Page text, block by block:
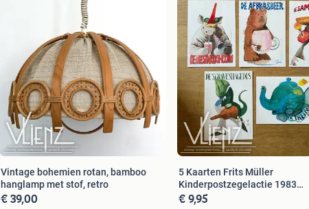
Vintage bohemien rotan, bamboo
hanglamp met stof, retro
€ 39,00
5 Kaarten Frits Müller
Kinderpostzegelactie 1983
wenskaart
€ 9,95